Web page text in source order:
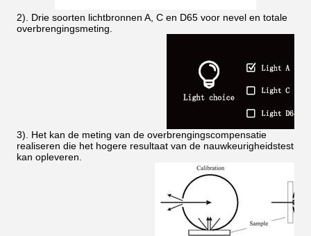
2). Drie soorten lichtbronnen A, C en D65 voor nevel en totale
overbrengingsmeting.
3). Het kan de meting van de overbrengingscompensatie
realiseren die het hogere resultaat van de nauwkeurigheidstest
kan opleveren.